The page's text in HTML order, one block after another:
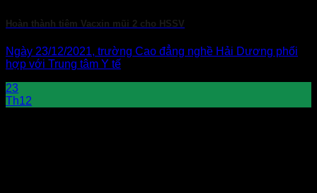
Hoàn thành tiêm Vacxin mũi 2 cho HSSV
Ngày 23/12/2021, trường Cao đẳng nghề Hải Dương phối
hợp với Trung tâm Y tế
23
Th12